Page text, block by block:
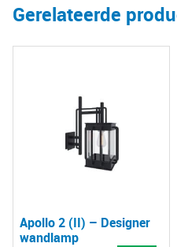
Gerelateerde
Apollo 2 (II) – Designer
wandlamp